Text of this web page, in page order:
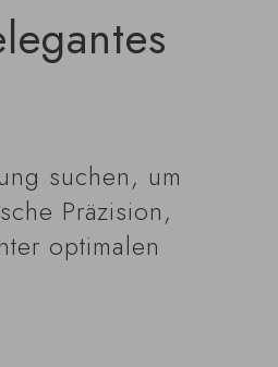
suchen, um
Präzision,
optimalen